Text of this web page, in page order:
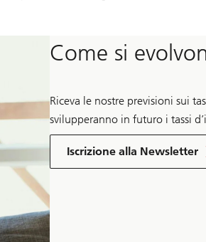
Come si
Riceva le nostre previsioni sui
svilupperanno in futuro i tassi
Iscrizione alla Newsletter
della
previsione